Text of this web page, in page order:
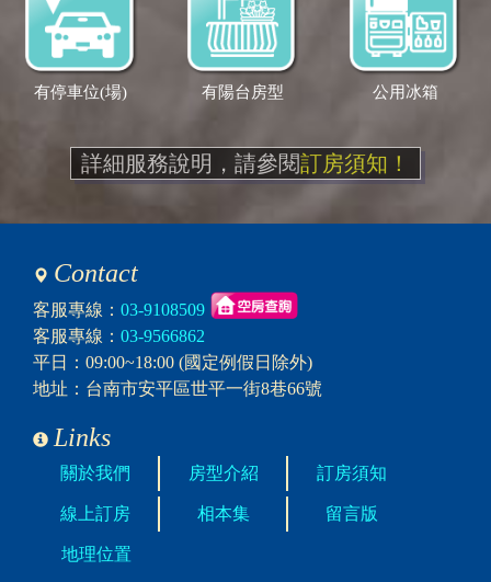
有停車位(場) 有陽台房型 公用冰箱
詳細服務說明，請參閱訂房須知！
Contact
客服專線： 03-9108509
客服專線： 03-9566862
平日：09:00~18:00 (國定例假日除外)
地址：台南市安平區世平一街8巷66號
Links
關於我們 房型介紹 訂房須知
線上訂房 相本集 留言版
地理位置